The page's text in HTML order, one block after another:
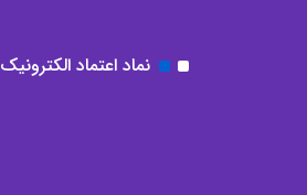
نماد اعتماد الکترونیک